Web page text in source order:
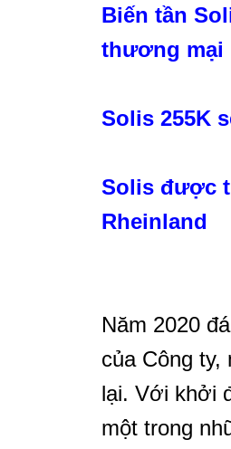
Biến tần
thương mại
Solis 255K
Solis được
Rheinland
Năm 2020
của Công
lại. Với khởi
một trong